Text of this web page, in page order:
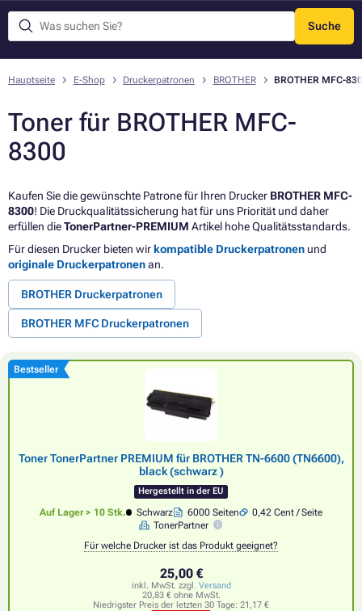
Suche
Menü
Hauptseite E-Shop Druckerpatronen BROTHER BROTHER MFC-
Toner für BROTHER MFC-
8300
Kaufen Sie die gewünschte Patrone für Ihren Drucker BROTHER MFC-
8300! Die Druckqualitätssicherung hat für uns Priorität und daher
erfüllen dieTonerPartner-PREMIUM Artikel hohe Qualitätsstandards.
Für diesen Drucker bieten wir kompatible Druckerpatronen und
originale Druckerpatronenan.
BROTHER Druckerpatronen
BROTHER MFC Druckerpatronen
Bestseller
Toner TonerPartner PREMIUM für BROTHER TN-6600 (TN6600),
black (schwarz )
Hergestellt in der EU
Auf Lager > 10 Stk. Schwarz 6000 Seiten
0,42 Cent / Seite
TonerPartner
Für welche Drucker ist das Produkt geeignet?
25,00 €
inkl. MwSt. zzgl. Versand
20,83 € ohne MwSt.
Niedrigster Preis der letzten 30 Tage: 21,17 €